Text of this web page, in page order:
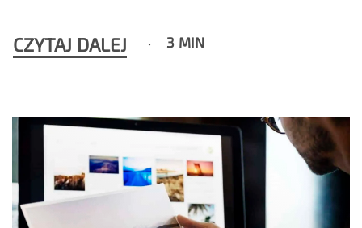
CZYTAJ DALEJ 3 MIN